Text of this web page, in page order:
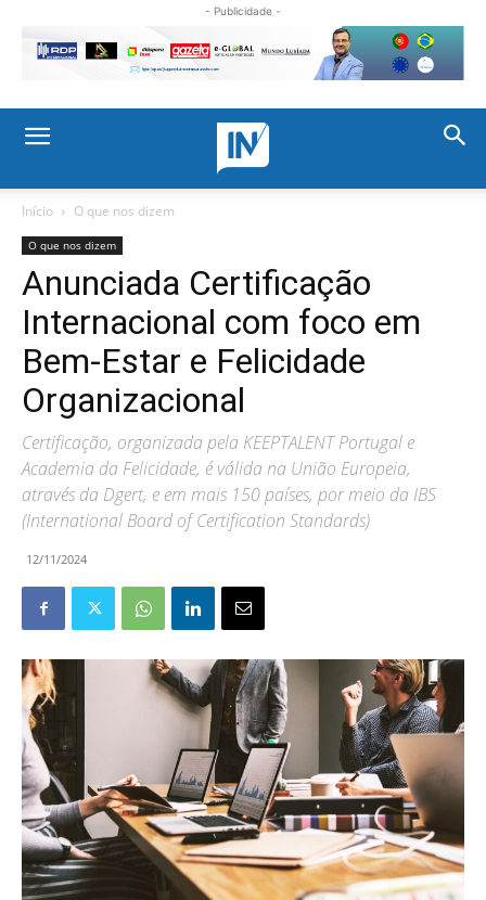
- Publicidade -
Início O que nos dizem
O que nos dizem
Anunciada Certificação
Internacional com foco em
Bem-Estar e Felicidade
Organizacional
Certificação, organizada pela KEEPTALENT Portugal e
Academia da Felicidade, é válida na União Europeia,
através da Dgert, e em mais 150 países, por meio da IBS
(International Board of Certification Standards)
12/11/2024